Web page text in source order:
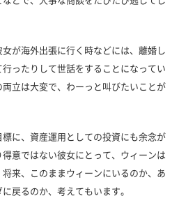
が海外出張に行く時などには、離婚し
ったりして世話をすることになってい
立は大変で、わーっと叫びたいことが
に、資産運用としての投資にも余念が
意ではない彼女にとって、ウィーンは
来、このままウィーンにいるのか、あ
戻るのか、考えてもいます。